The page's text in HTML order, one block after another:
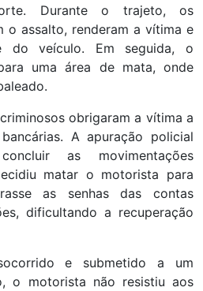
Durante o trajeto, os
o assalto, renderam a vítima e
do veículo. Em seguida, o
uma área de mata, onde
obrigaram a vítima a
A apuração policial
as movimentações
matar o motorista para
as senhas das contas
dificultando a recuperação
e submetido a um
o motorista não resistiu aos